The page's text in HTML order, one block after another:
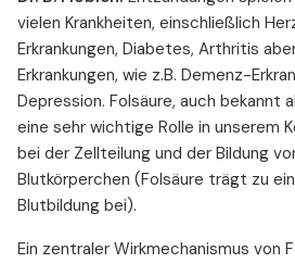
vielen Krankheiten, einschließlich
Erkrankungen, Diabetes, Arthritis
Erkrankungen, wie z.B. Demenz-
Depression. Folsäure, auch bekannt
eine sehr wichtige Rolle in unserem
bei der Zellteilung und der Bildung
Blutkörperchen (Folsäure trägt zu
Blutbildung bei).
Ein zentraler Wirkmechanismus von